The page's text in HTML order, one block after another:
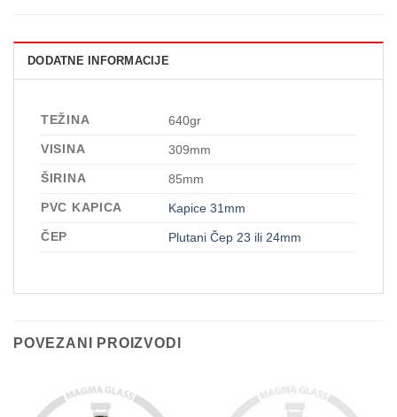
DODATNE INFORMACIJE
TEŽINA
640gr
VISINA
309mm
ŠIRINA
85mm
PVC KAPICA
Kapice 31mm
ČEP
Plutani Čep 23 ili 24mm
POVEZANI PROIZVODI